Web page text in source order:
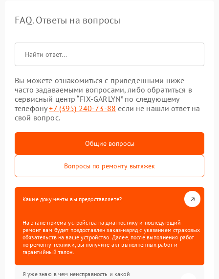
FAQ. Ответы на вопросы
Вы можете ознакомиться с приведенными ниже
часто задаваемыми вопросами, либо обратиться в
сервисный центр “FIX-GARLYN” по следующему
телефону+7 (395) 240-73-88 если не нашли ответ на
свой вопрос.
Общие вопросы
Вопросы по ремонту вытяжек
Какие документы вы предоставляете?
На этапе приема устройства на диагностику и последующий
ремонт вам будет предоставлен заказ-наряд с указанием страховых
обязательств на ваше устройство. Далее, после выполнения работ
по ремонту техники, вы получите акт выполненных работ и
гарантийный талон.
Я уже знаю в чем неисправность и какой